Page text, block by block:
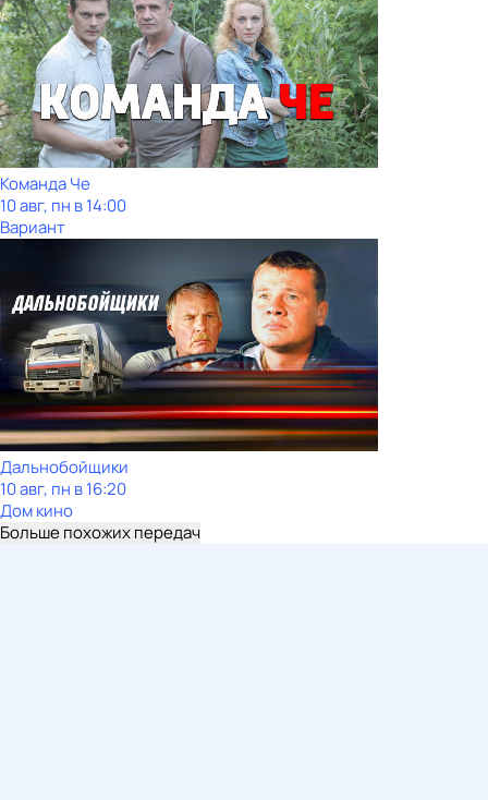
Команда Че
10 авг, пн в 14:00
Вариант
Дальнобойщики
10 авг, пн в 16:20
Дом кино
Больше похожих передач